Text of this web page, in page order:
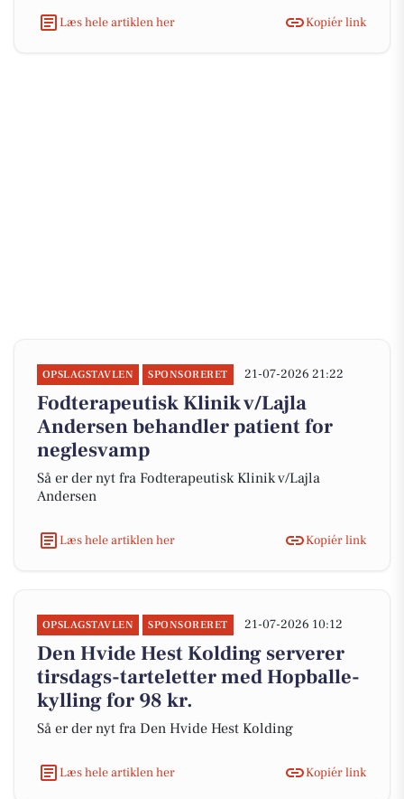
Læs hele artiklen her Kopiér link
OPSLAGSTAVLEN SPONSORERET 21-07-2026 21:22
Fodterapeutisk Klinik v/Lajla
Andersen behandler patient for
neglesvamp
Så er der nyt fra Fodterapeutisk Klinik v/Lajla
Andersen
Læs hele artiklen her Kopiér link
OPSLAGSTAVLEN SPONSORERET 21-07-2026 10:12
Den Hvide Hest Kolding serverer
tirsdags-tarteletter med Hopballe-
kylling for 98 kr.
Så er der nyt fra Den Hvide Hest Kolding
Læs hele artiklen her Kopiér link